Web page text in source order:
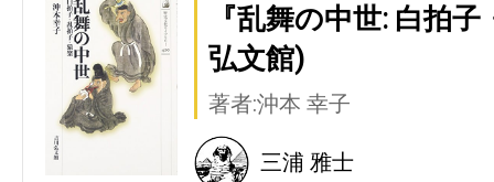
『乱舞の中世: 白拍
弘文館)
著者:沖本 幸子
三浦 雅士